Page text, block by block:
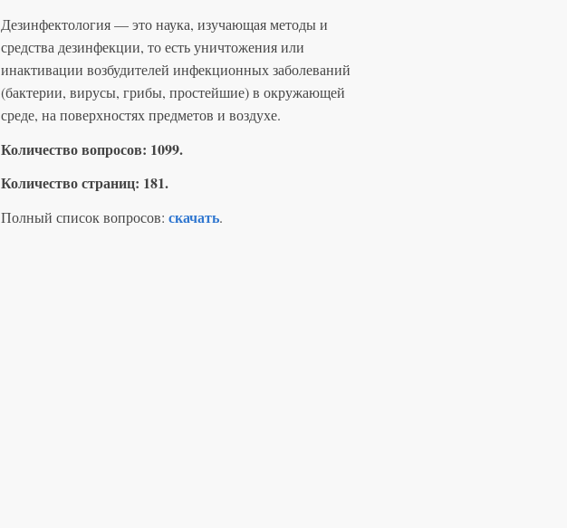
Дезинфектология — это наука, изучающая методы и
средства дезинфекции, то есть уничтожения или
инактивации возбудителей инфекционных заболеваний
(бактерии, вирусы, грибы, простейшие) в окружающей
среде, на поверхностях предметов и воздухе.
Количество вопросов: 1099.
Количество страниц: 181.
Полный список вопросов: скачать.